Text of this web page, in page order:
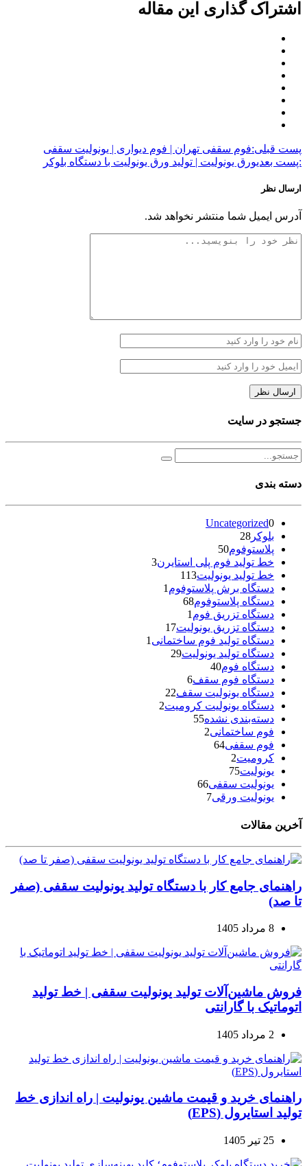
اشتراک گذاری این مقاله
پست قبلی:فوم سقفی تهران | فوم دیواری | یونولیت سقفی
:پست بعدیورق یونولیت | تولید ورق یونولیت با دستگاه بلوکر
ارسال نظر
آدرس ایمیل شما منتشر نخواهد شد.
جستجو در سایت
دسته بندی
Uncategorized0
بلوکر 28
پلاستوفوم50
خط تولید فوم پلی استایرن3
خط تولید یونولیت113
دستگاه برش پلاستوفوم 1
دستگاه پلاستوفوم68
دستگاه تزریق فوم 1
دستگاه تزریق یونولیت17
دستگاه تولید فوم ساختمانی 1
دستگاه تولید یونولیت29
دستگاه فوم40
دستگاه فوم سقف6
دستگاه یونولیت سقف22
دستگاه یونولیت کرومیت2
دسته‌بندی نشده55
فوم ساختمانی2
فوم سقفی64
کرومیت2
یونولیت75
یونولیت سقفی66
یونولیت ورقی7
آخرین مقالات
راهنمای جامع کار با دستگاه تولید یونولیت سقفی (صفر
تا صد)
8 مرداد 1405
فروش ماشین‌آلات تولید یونولیت سقفی | خط تولید
اتوماتیک با گارانتی
2 مرداد 1405
راهنمای خرید و قیمت ماشین یونولیت | راه اندازی خط
تولید استایرول (EPS)
25 تیر 1405